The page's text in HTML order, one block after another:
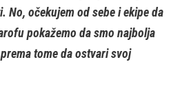
No, očekujem od sebe i ekipe da
pokažemo da smo najbolja
tome da ostvari svoj